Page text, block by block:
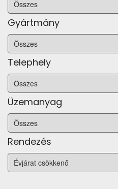
Gyártmány
Telephely
Üzemanyag
Rendezés